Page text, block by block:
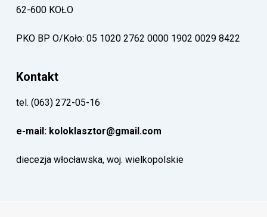
62-600 KOŁO
PKO BP O/Koło: 05 1020 2762 0000 1902 0029 8422
Kontakt
tel. (063) 272-05-16
e-mail: koloklasztor@gmail.com
diecezja włocławska, woj. wielkopolskie